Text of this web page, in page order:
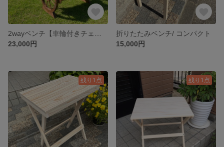
23,000円
折りたたみベンチ/ コンパクト
15,000円
残り1点 残り1点